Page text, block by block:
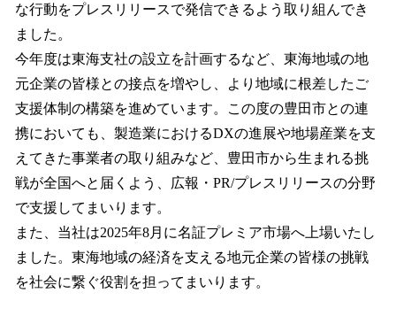
な行動をプレスリリースで発信できるよう取り組んでき
ました。
今年度は東海支社の設立を計画するなど、東海地域の地
元企業の皆様との接点を増やし、より地域に根差したご
支援体制の構築を進めています。この度の豊田市との連
携においても、製造業におけるDXの進展や地場産業を支
えてきた事業者の取り組みなど、豊田市から生まれる挑
戦が全国へと届くよう、広報・PR/プレスリリースの分野
で支援してまいります。
また、当社は2025年8月に名証プレミア市場へ上場いたし
ました。東海地域の経済を支える地元企業の皆様の挑戦
を社会に繋ぐ役割を担ってまいります。